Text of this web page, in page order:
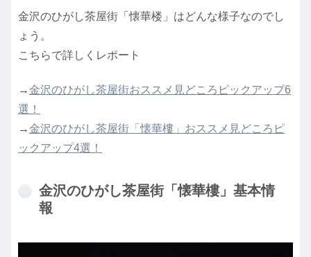
金沢のひがし茶屋街「懐華楼」はどんな様子なのでし
ょう。
こちらで詳しくレポート
→金沢のひがし茶屋街おススメ見どころピックアップ6
選！
→金沢のひがし茶屋街「懐華樓」おススメ見どころピ
ックアップ4選！
金沢のひがし茶屋街「懐華樓」基本情
報